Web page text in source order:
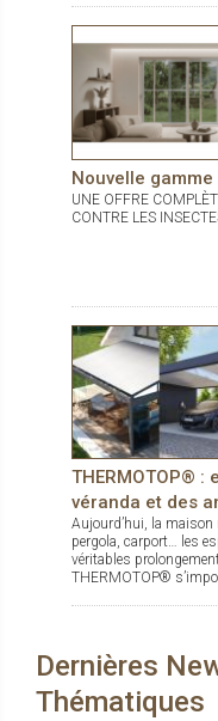
Nouvelle
UNE OFFRE
CONTRE LES
THERMOTOP® :
véranda et des
Aujourd’hui, la maison
pergola, carport… les
véritables
THERMOTOP®
Dernières
Thématiques